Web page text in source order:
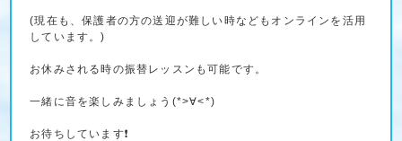
(現在も、保護者の方の送迎が難しい時などもオンラインを活用
しています。)
お休みされる時の振替レッスンも可能です。
一緒に音を楽しみましょう(*>∀<*)
お待ちしています❗